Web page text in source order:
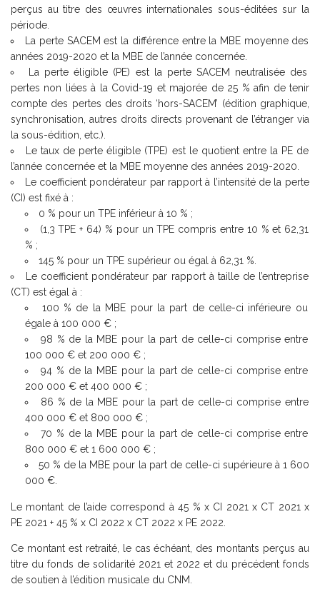
perçus au titre des œuvres internationales sous-éditées sur la
période.
La perte SACEM est la différence entre la MBE moyenne des
années 2019-2020 et la MBE de l’année concernée.
La perte éligible (PE) est la perte SACEM neutralisée des
pertes non liées à la Covid-19 et majorée de 25 % afin de tenir
compte des pertes des droits ‘hors-SACEM’ (édition graphique,
synchronisation, autres droits directs provenant de l’étranger via
la sous-édition, etc.).
Le taux de perte éligible (TPE) est le quotient entre la PE de
l’année concernée et la MBE moyenne des années 2019-2020.
Le coefficient pondérateur par rapport à l’intensité de la perte
(CI) est fixé à :
0 % pour un TPE inférieur à 10 % ;
(1,3 TPE + 64) % pour un TPE compris entre 10 % et 62,31
% ;
145 % pour un TPE supérieur ou égal à 62,31 %.
Le coefficient pondérateur par rapport à taille de l’entreprise
(CT) est égal à :
100 % de la MBE pour la part de celle-ci inférieure ou
égale à 100 000 € ;
98 % de la MBE pour la part de celle-ci comprise entre
100 000 € et 200 000 € ;
94 % de la MBE pour la part de celle-ci comprise entre
200 000 € et 400 000 € ;
86 % de la MBE pour la part de celle-ci comprise entre
400 000 € et 800 000 € ;
70 % de la MBE pour la part de celle-ci comprise entre
800 000 € et 1 600 000 € ;
50 % de la MBE pour la part de celle-ci supérieure à 1 600
000 €.
Le montant de l’aide correspond à 45 % x CI 2021 x CT 2021 x
PE 2021 + 45 % x CI 2022 x CT 2022 x PE 2022.
Ce montant est retraité, le cas échéant, des montants perçus au
titre du fonds de solidarité 2021 et 2022 et du précédent fonds
de soutien à l’édition musicale du CNM.